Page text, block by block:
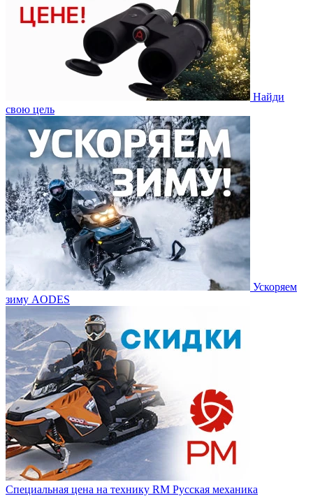
Найди
свою цель
Ускоряем
зиму AODES
Специальная цена на технику RM Русская механика